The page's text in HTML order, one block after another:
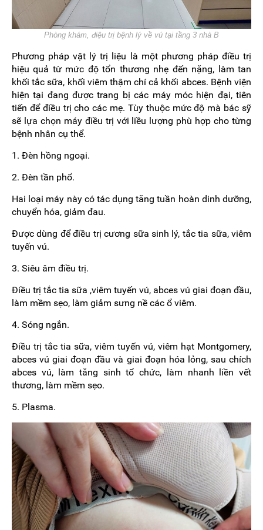
Phòng khám, điệu trị bệnh lý về vú tại tầng 3 nhà B
Phương pháp vật lý trị liệu là một phương pháp điều trị
hiệu quả từ mức độ tổn thương nhẹ đến nặng, làm tan
khối tắc sữa, khối viêm thậm chí cả khối abces. Bệnh viện
hiện tại đang được trang bị các máy móc hiện đại, tiên
tiến để điều trị cho các mẹ. Tùy thuộc mức độ mà bác sỹ
sẽ lựa chọn máy điều trị với liều lượng phù hợp cho từng
bệnh nhân cụ thể.
1. Đèn hồng ngoại.
2. Đèn tần phổ.
Hai loại máy này có tác dụng tăng tuần hoàn dinh dưỡng,
chuyển hóa, giảm đau.
Được dùng để điều trị cương sữa sinh lý, tắc tia sữa, viêm
tuyến vú.
3. Siêu âm điều trị.
Điều trị tắc tia sữa ,viêm tuyến vú, abces vú giai đoạn đầu,
làm mềm sẹo, làm giảm sưng nề các ổ viêm.
4. Sóng ngắn.
Điều trị tắc tia sữa, viêm tuyến vú, viêm hạt Montgomery,
abces vú giai đoạn đầu và giai đoạn hóa lỏng, sau chích
abces vú, làm tăng sinh tổ chức, làm nhanh liền vết
thương, làm mềm sẹo.
5. Plasma.